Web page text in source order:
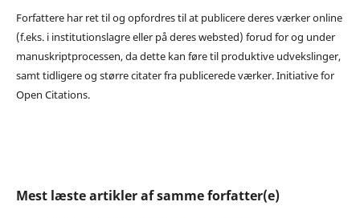
Forfattere har ret til og opfordres til at publicere deres værker online
(f.eks. i institutionslagre eller på deres websted) forud for og under
manuskriptprocessen, da dette kan føre til produktive udvekslinger,
samt tidligere og større citater fra publicerede værker. Initiative for
Open Citations.
Mest læste artikler af samme forfatter(e)